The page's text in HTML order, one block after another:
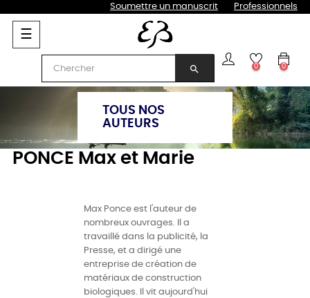
Soumettre un manuscrit Professionnels
Basculer
la
navigation
☰
search 0 0
TOUS NOS
AUTEURS
PONCE Max et Marie
Max Ponce est l'auteur de
nombreux ouvrages. Il a
travaillé dans la publicité, la
Presse, et a dirigé une
entreprise de création de
matériaux de construction
biologiques. Il vit aujourd'hui